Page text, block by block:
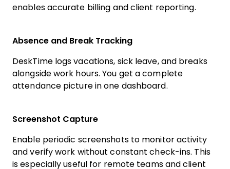
enables accurate billing and client reporting.
Absence and Break Tracking
DeskTime logs vacations, sick leave, and breaks
alongside work hours. You get a complete
attendance picture in one dashboard.
Screenshot Capture
Enable periodic screenshots to monitor activity
and verify work without constant check-ins. This
is especially useful for remote teams and client